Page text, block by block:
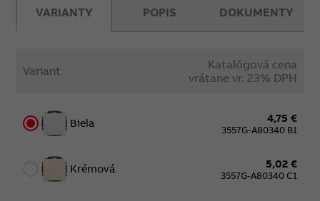
VARIANTY
Variant
Katalógová cena
vrátane vr. 23% DPH
Biela 4,75 €
3557G-A80340 B1
Krémová 5,02 €
3557G-A80340 C1
POPIS DOKUMENTY